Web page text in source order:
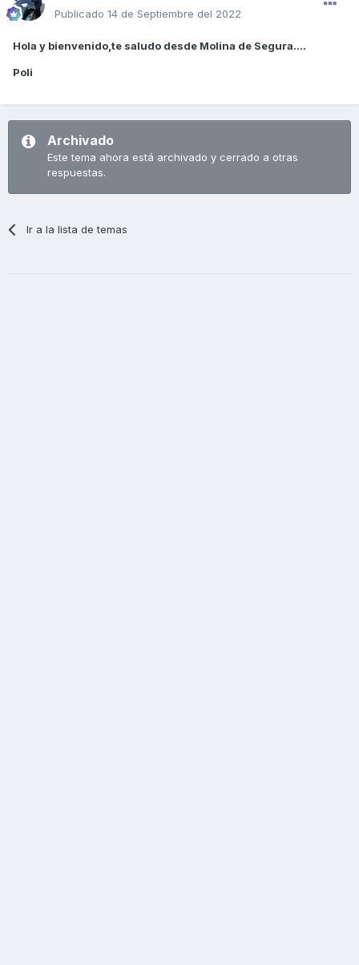
Publicado 14 de Septiembre del 2022
Hola y bienvenido,te saludo desde Molina de Segura....
Poli
Archivado
Este tema ahora está archivado y cerrado a otras
respuestas.
Ir a la lista de temas